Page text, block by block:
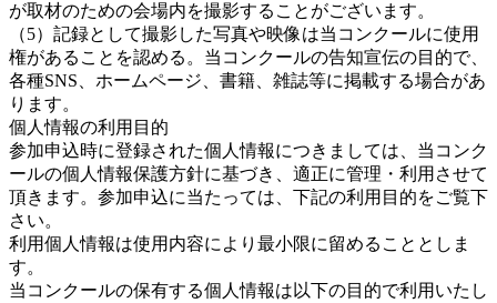
が取材のための会場内を撮影することがございます。
（5）記録として撮影した写真や映像は当コンクールに使用
権があることを認める。当コンクールの告知宣伝の目的で、
各種SNS、ホームページ、書籍、雑誌等に掲載する場合があ
ります。
個人情報の利用目的
参加申込時に登録された個人情報につきましては、当コンク
ールの個人情報保護方針に基づき、適正に管理・利用させて
頂きます。参加申込に当たっては、下記の利用目的をご覧下
さい。
利用個人情報は使用内容により最小限に留めることとしま
す。
当コンクールの保有する個人情報は以下の目的で利用いたし